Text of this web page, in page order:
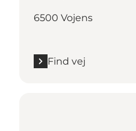
6500 Vojens
Find vej